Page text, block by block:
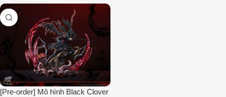
[Pre-order] Mô hình Black Clover